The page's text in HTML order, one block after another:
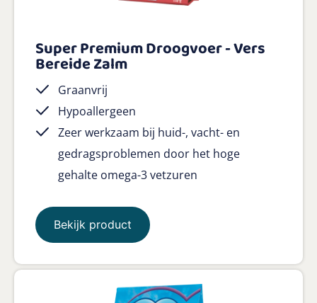
Super Premium Droogvoer - Vers
Bereide Zalm
Graanvrij
Hypoallergeen
Zeer werkzaam bij huid-, vacht- en
gedragsproblemen door het hoge
gehalte omega-3 vetzuren
Bekijk product